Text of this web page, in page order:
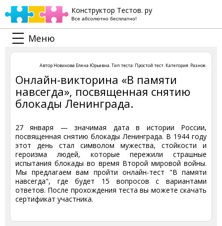
Конструктор Тестов. ру
Все абсолютно бесплатно!
Меню
Автор Новикова Елена Юрьевна. Тип теста: Простой тест. Категория: Разное.
Онлайн-викторина «В памяти
навсегда», посвященная снятию
блокады Ленинграда.
27 января — значимая дата в истории России,
посвященная снятию блокады Ленинграда. В 1944 году
этот день стал символом мужества, стойкости и
героизма людей, которые пережили страшные
испытания блокады во время Второй мировой войны.
Мы предлагаем вам пройти онлайн-тест "В памяти
навсегда", где будет 15 вопросов с вариантами
ответов. После прохождения теста вы можете скачать
сертификат участника.